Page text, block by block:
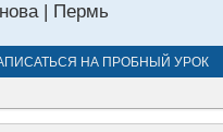
| Пермь
НА ПРОБНЫЙ УРОК